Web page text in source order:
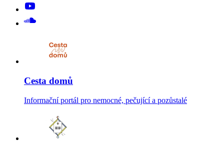
Cesta domů
Informační portál pro nemocné, pečující a pozůstalé